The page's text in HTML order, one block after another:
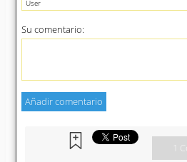
Su comentario:
1